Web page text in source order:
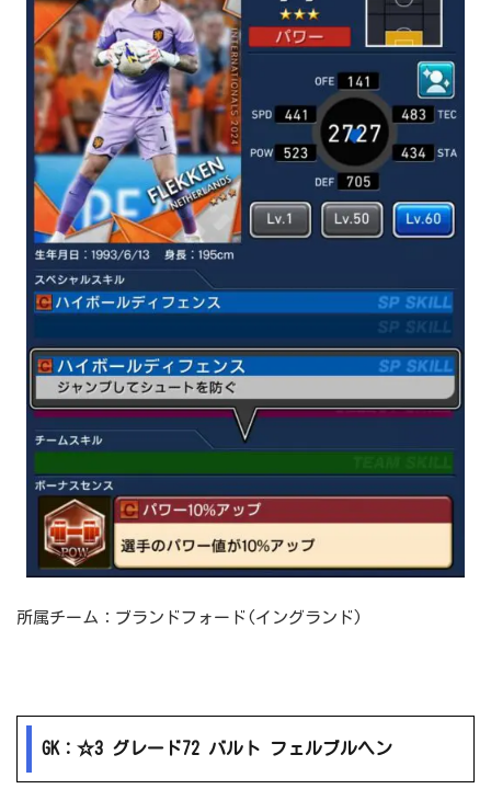
所属チーム：ブランドフォード(イングランド)
GK：☆3 グレード72 バルト フェルブルヘン